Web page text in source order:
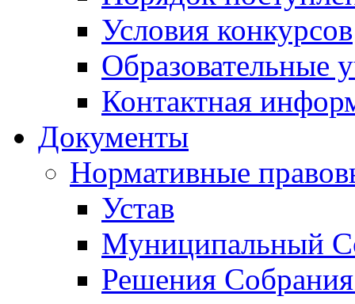
Условия конкурсов
Образовательные
Контактная
Документы
Нормативные
Устав
Муниципальный
Решения